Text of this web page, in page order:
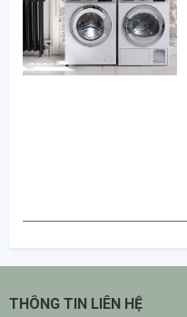
THÔNG TIN LIÊN HỆ